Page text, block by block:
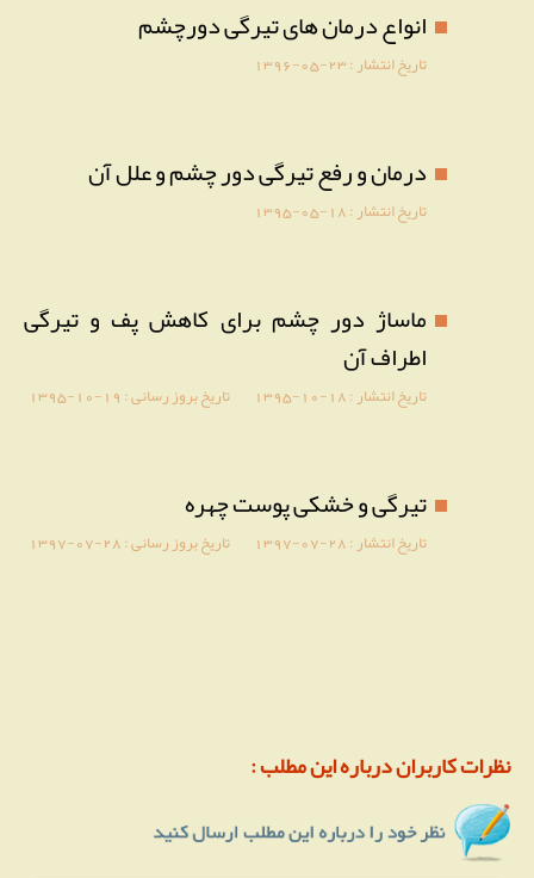
انواع درمان های تیرگی دورچشم
تاریخ انتشار :1396-05-23
درمان و رفع تیرگی دور چشم و علل آن
تاریخ انتشار :1395-05-18
ماساژ دور چشم برای کاهش پف و تیرگی
اطراف آن
تاریخ انتشار :1395-10-18 تاریخ بروز رسانی :1395-10-19
تیرگی و خشکی پوست چهره
تاریخ انتشار :1397-07-28 تاریخ بروز رسانی :1397-07-28
نظرات کاربران درباره این مطلب :